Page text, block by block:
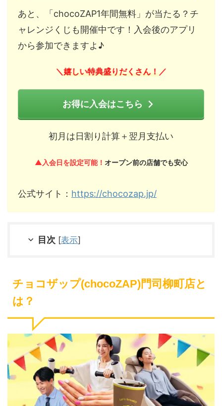
あと、「chocoZAP1年間無料」が当たる？チ
ャレンジくじも開催中です！入会後のアプリ
から参加できますよ♪
＼嬉しい特典盛りだくさん！／
お得に入会はこちら
初月は日割り計算＋翌月支払い
▲入会日を設定可能！ オープン前の店舗でも安心
公式サイト： https://chocozap.jp/
目次 [表示]
チョコザップ(chocoZAP)門司柳町店と
は？